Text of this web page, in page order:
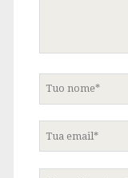
nome
email